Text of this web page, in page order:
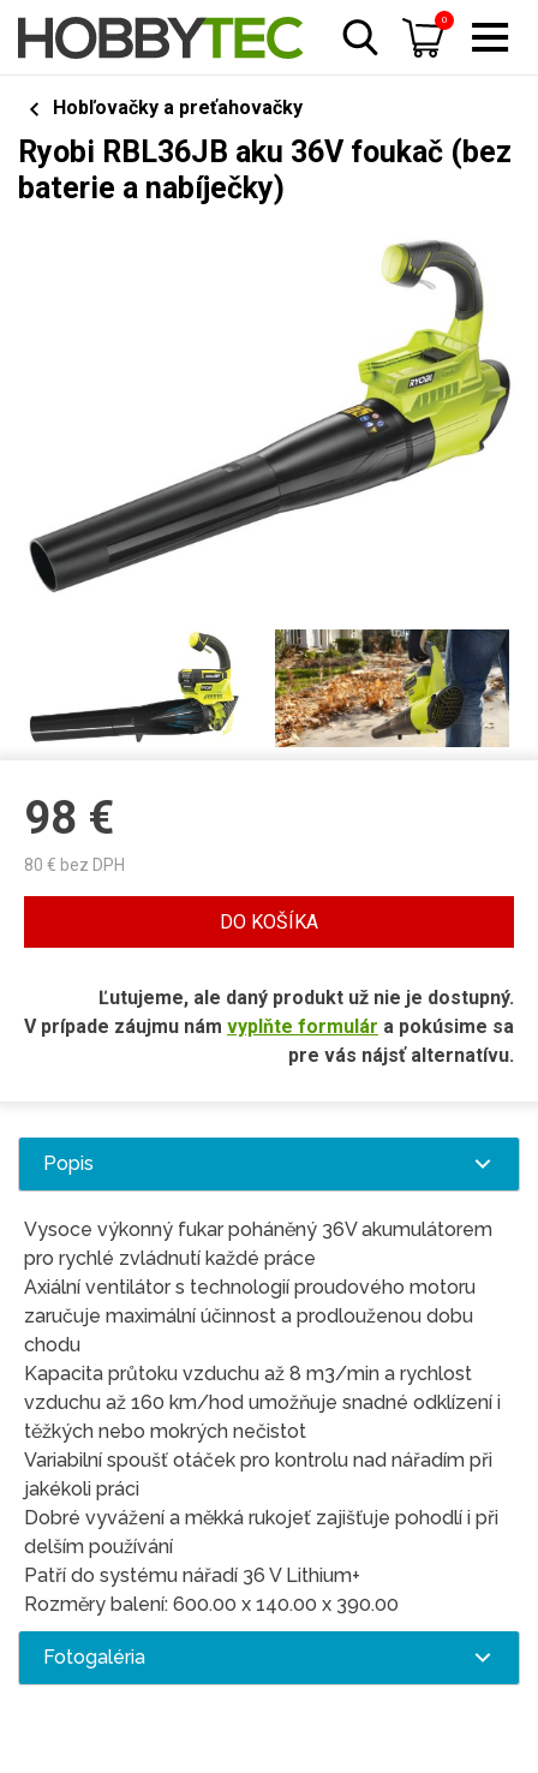
0
Hobľovačky a preťahovačky
Ryobi RBL36JB aku 36V foukač (bez
baterie a nabíječky)
98 €
80 € bez DPH
DO KOŠÍKA
Ľutujeme, ale daný produkt už nie je dostupný.
V prípade záujmu nám vyplňte formulár a pokúsime sa
pre vás nájsť alternatívu.
Popis
Vysoce výkonný fukar poháněný 36V akumulátorem
pro rychlé zvládnutí každé práce
Axiální ventilátor s technologií proudového motoru
zaručuje maximální účinnost a prodlouženou dobu
chodu
Kapacita průtoku vzduchu až 8 m3/min a rychlost
vzduchu až 160 km/hod umožňuje snadné odklízení i
těžkých nebo mokrých nečistot
Variabilní spoušť otáček pro kontrolu nad nářadím při
jakékoli práci
Dobré vyvážení a měkká rukojeť zajišťuje pohodlí i při
delším používání
Patří do systému nářadí 36 V Lithium+
Rozměry balení: 600.00 x 140.00 x 390.00
Fotogaléria